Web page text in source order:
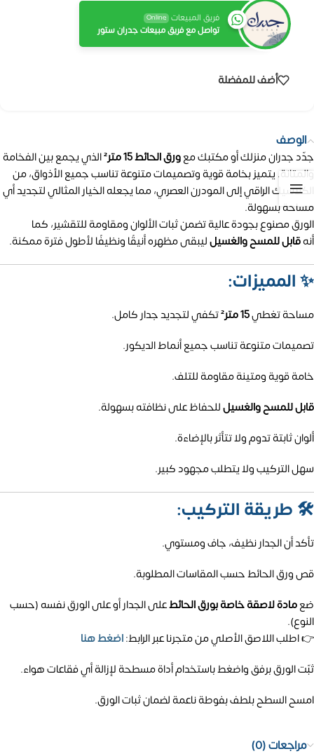
فريق المبيعات Online
تواصل مع فريق مبيعات جدران ستور
أضف للمفضلة
الوصف
جدّد جدران منزلك أو مكتبك معورق الحائط 15 متر²
الذي يجمع بين الفخامة
والمتانة. يتميز بخامة قوية وتصميمات متنوعة تناسب جميع الأذواق، من
الكلاسيك الراقي إلى المودرن العصري، مما يجعله الخيار المثالي لتجديد أي
مساحة بسهولة.
الورق مصنوع بجودة عالية تضمن ثبات الألوان ومقاومة للتقشير، كما
أنهقابل للمسح والغسيلليبقى مظهره أنيقًا ونظيفًا لأطول فترة ممكنة.
✨المميزات:
مساحة تغطي15 متر²
تكفي لتجديد جدار كامل.
تصميمات متنوعة تناسب جميع أنماط الديكور.
خامة قوية ومتينة مقاومة للتلف.
قابل للمسح والغسيلللحفاظ على نظافته بسهولة.
ألوان ثابتة تدوم ولا تتأثر بالإضاءة.
سهل التركيب ولا يتطلب مجهود كبير.
🛠️ طريقة التركيب:
تأكد أن الجدار نظيف، جاف ومستوي.
قص ورق الحائط حسب المقاسات المطلوبة.
ضعمادة لاصقة خاصة بورق الحائطعلى الجدار أو على الورق نفسه (حسب
النوع).
👉 اطلب اللاصق الأصلي من متجرنا عبر الرابط:اضغط هنا
ثبّت الورق برفق واضغط باستخدام أداة مسطحة لإزالة أي فقاعات هواء.
امسح السطح بلطف بفوطة ناعمة لضمان ثبات الورق.
مراجعات (0)